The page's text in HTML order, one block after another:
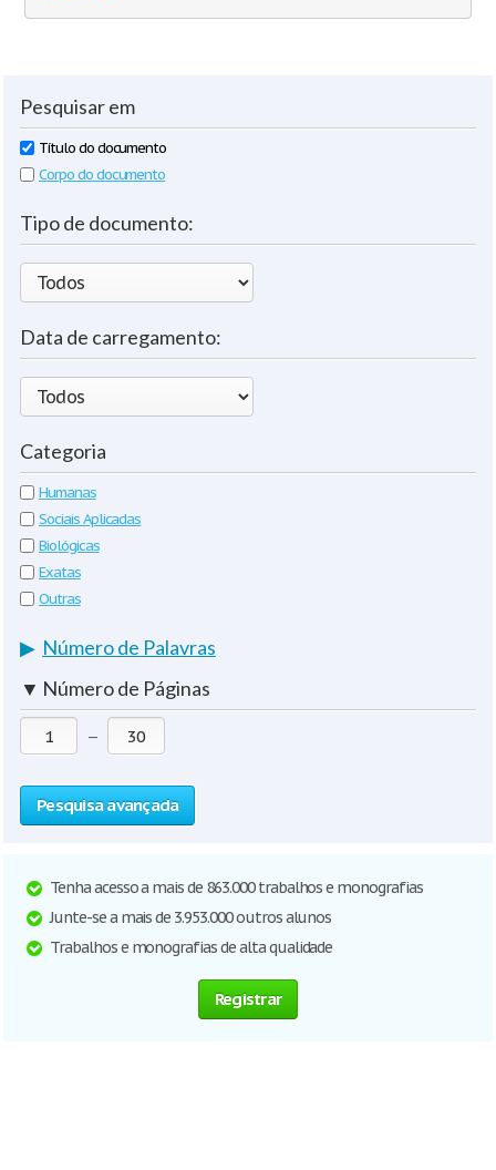
Pesquisar em
Título do documento
Corpo do documento
Tipo de documento:
Data de carregamento:
Categoria
Humanas
Sociais Aplicadas
Biológicas
Exatas
Outras
▶ Número de Palavras
▼ Número de Páginas
—
Pesquisa avançada
Tenha acesso a mais de 863.000 trabalhos e monografias
Junte-se a mais de 3.953.000 outros alunos
Trabalhos e monografias de alta qualidade
Registrar